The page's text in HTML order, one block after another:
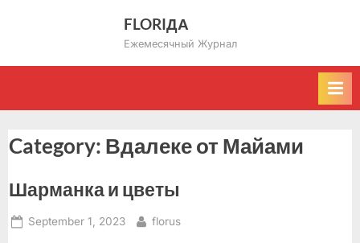
FLORIДА
Ежемесячный Журнал
Category: Вдалеке от Майами
Шарманка и цветы
Posted
September 1, 2023 By
florus